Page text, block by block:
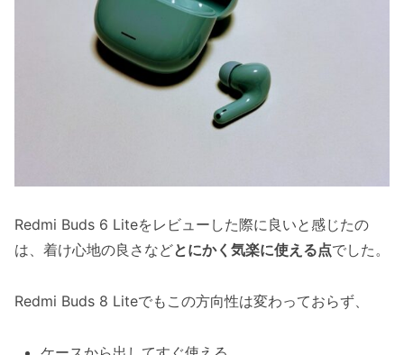
Redmi Buds 6 Liteをレビューした際に良いと感じたの
は、着け心地の良さなどとにかく気楽に使える点でした。
Redmi Buds 8 Liteでもこの方向性は変わっておらず、